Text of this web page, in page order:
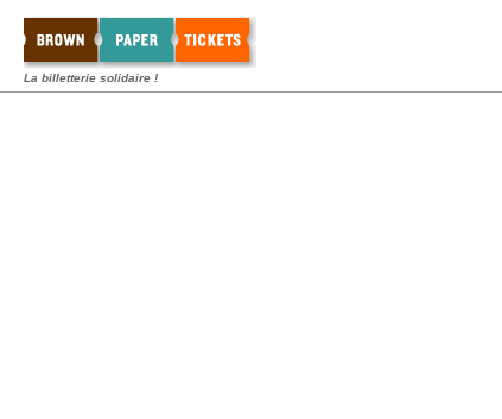
La billetterie solidaire !